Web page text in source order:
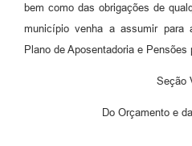
bem como das obrigações de
município venha a assumir para
Plano de Aposentadoria e Pensões
Seção
Do Orçamento e